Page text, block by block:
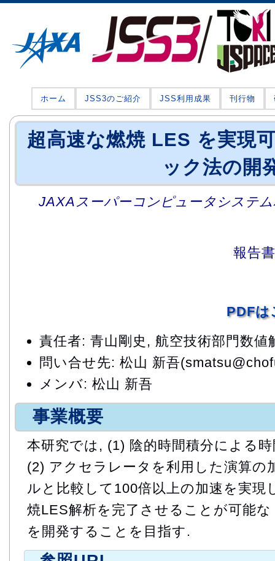
ホーム JSS3のご紹介 JSS利用成果 刊行物
超高速な燃焼 LES を実現
ック法の開
JAXAスーパーコンピュータシステ
報告
PDFは
責任者: 青山剛史, 航空技術部門数
問い合せ先: 松山 新吾
メンバ: 松山 新吾
事業概要
本研究では, (1) 陰的時間積分による
(2) アクセラレータを利用した演算の
ルと比較して100倍以上の加速を実現
焼LES解析を完了させることが可能
を開発することを目指す.